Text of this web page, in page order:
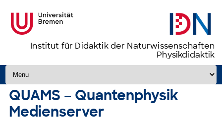
Institut für Didaktik der Naturwissenschaften
Physikdidaktik
Zum Inhalt springen
QUAMS – Quantenphysik
Medienserver